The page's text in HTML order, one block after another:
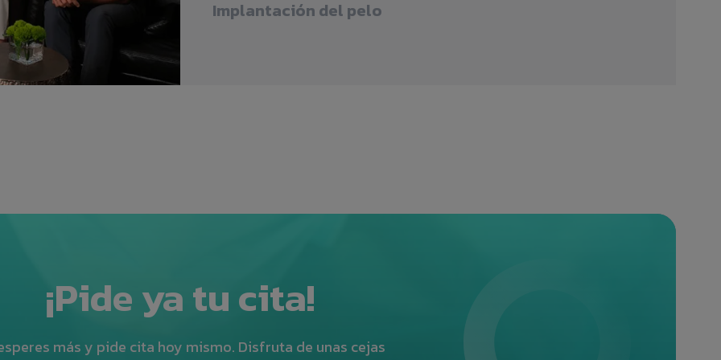
Implantación del pelo
¡Pide ya tu cita!
más y pide cita hoy mismo. Disfruta de unas cejas